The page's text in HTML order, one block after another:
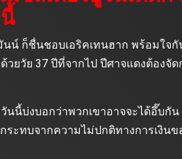
นน์ ก็ชื่นชอบเอริคเทนฮาก พร้อมใจ
วยวัย 37 ปีที่จากไป ปีศาจแดงต้อง
นนี้บ่งบอกว่าพวกเขาอาจจะได้อึ๊บกั
ระทบจากความไม่ปกติทางการเงิน